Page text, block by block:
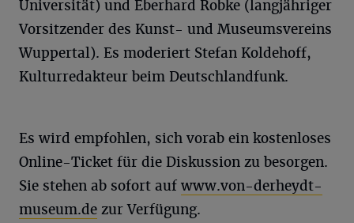
Universität) und Eberhard Robke (langjähriger
Vorsitzender des Kunst- und Museumsvereins
Wuppertal). Es moderiert Stefan Koldehoff,
Kulturredakteur beim Deutschlandfunk.
Es wird empfohlen, sich vorab ein kostenloses
Online-Ticket für die Diskussion zu besorgen.
Sie stehen ab sofort auf www.von-derheydt-
museum.de zur Verfügung.